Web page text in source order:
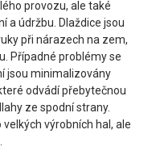
provozu, ale také
a údržbu. Dlaždice jsou
při nárazech na zem,
Případné problémy se
jsou minimalizovány
odvádí přebytečnou
ze spodní strany.
výrobních hal, ale